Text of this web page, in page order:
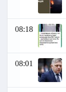
08:18
08:01